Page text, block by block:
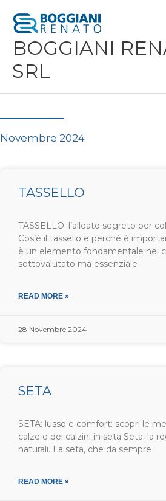
contenuto
BOGGIANI
SRL
Novembre 2024
TASSELLO
TASSELLO: l’alleato segreto per
Cos’è il tassello e perché è
è un elemento fondamentale nei
sottovalutato ma essenziale
READ MORE »
28 Novembre 2024
SETA
SETA: lusso e comfort: scopri le
calze e dei calzini in seta Seta: la
naturali. La seta, che da sempre
READ MORE »